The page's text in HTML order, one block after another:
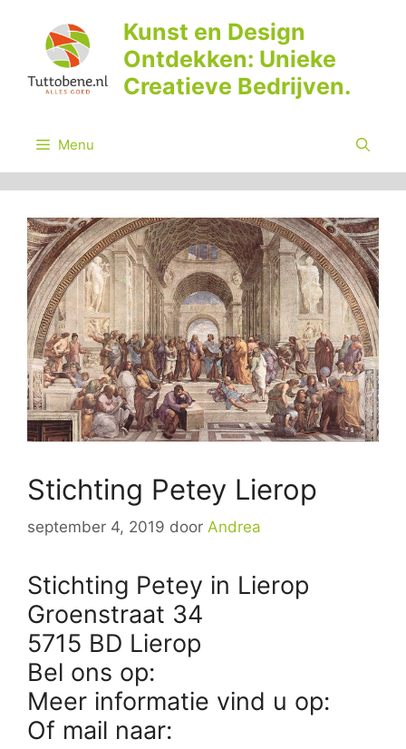
inhoud
Kunst en Design
Ontdekken: Unieke
Creatieve Bedrijven.
Menu
Stichting Petey Lierop
september 4, 2019 door Andrea
Stichting Petey in Lierop
Groenstraat 34
5715 BD Lierop
Bel ons op:
Meer informatie vind u op:
Of mail naar: